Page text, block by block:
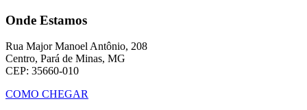
Onde Estamos
Rua Major Manoel Antônio, 208
Centro, Pará de Minas, MG
CEP: 35660-010
COMO CHEGAR